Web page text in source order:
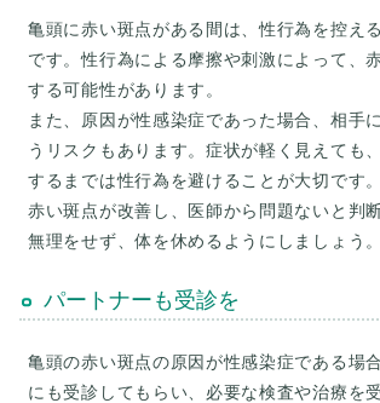
亀頭に赤い斑点がある間は、性行為を控え
です。性行為による摩擦や刺激によって、
する可能性があります。
また、原因が性感染症であった場合、相手
うリスクもあります。症状が軽く見えても
するまでは性行為を避けることが大切です。
赤い斑点が改善し、医師から問題ないと判
無理をせず、体を休めるようにしましょう。
パートナーも受診を
亀頭の赤い斑点の原因が性感染症である場
にも受診してもらい、必要な検査や治療を